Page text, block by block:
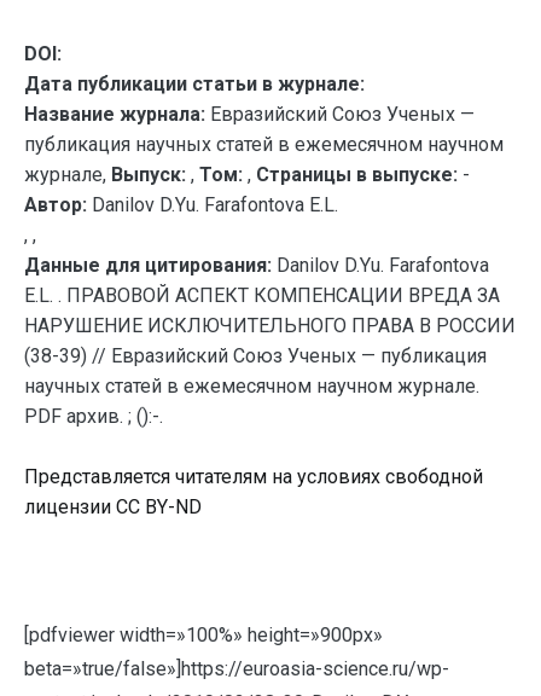
DOI:
Дата публикации статьи в журнале:
Название журнала: Евразийский Союз Ученых —
публикация научных статей в ежемесячном научном
журнале, Выпуск: , Том: , Страницы в выпуске: -
Автор: Danilov D.Yu. Farafontova E.L.
, ,
Данные для цитирования: Danilov D.Yu. Farafontova
E.L. . ПРАВОВОЙ АСПЕКТ КОМПЕНСАЦИИ ВРЕДА ЗА
НАРУШЕНИЕ ИСКЛЮЧИТЕЛЬНОГО ПРАВА В РОССИИ
(38-39) // Евразийский Союз Ученых — публикация
научных статей в ежемесячном научном журнале.
PDF архив. ; ():-.
Представляется читателям на условиях свободной
лицензии CC BY-ND
[pdfviewer width=»100%» height=»900px»
beta=»true/false»]https://euroasia-science.ru/wp-